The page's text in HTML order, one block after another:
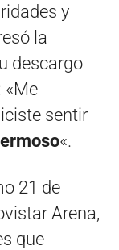
y
la
descargo
«Me
sentir
«.
21 de
Arena,
que